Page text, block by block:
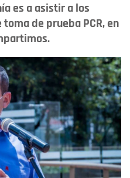
es a asistir a los
de prueba PCR, en